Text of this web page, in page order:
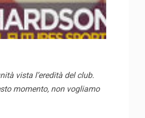
vista l’eredità del club.
momento, non vogliamo